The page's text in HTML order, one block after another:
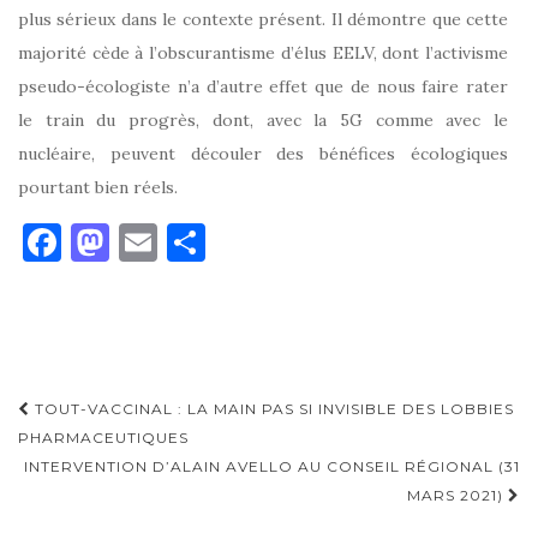
plus sérieux dans le contexte présent. Il démontre que cette
majorité cède à l’obscurantisme d’élus EELV, dont l’activisme
pseudo-écologiste n’a d’autre effet que de nous faire rater
le train du progrès, dont, avec la 5G comme avec le
nucléaire, peuvent découler des bénéfices écologiques
pourtant bien réels.
F
b
o
o
M
o
n
E
er
Navigation
d'article
TOUT-VACCINAL : LA MAIN PAS SI INVISIBLE DES LOBBIES
PHARMACEUTIQUES
INTERVENTION D’ALAIN AVELLO AU CONSEIL RÉGIONAL (31
MARS 2021)